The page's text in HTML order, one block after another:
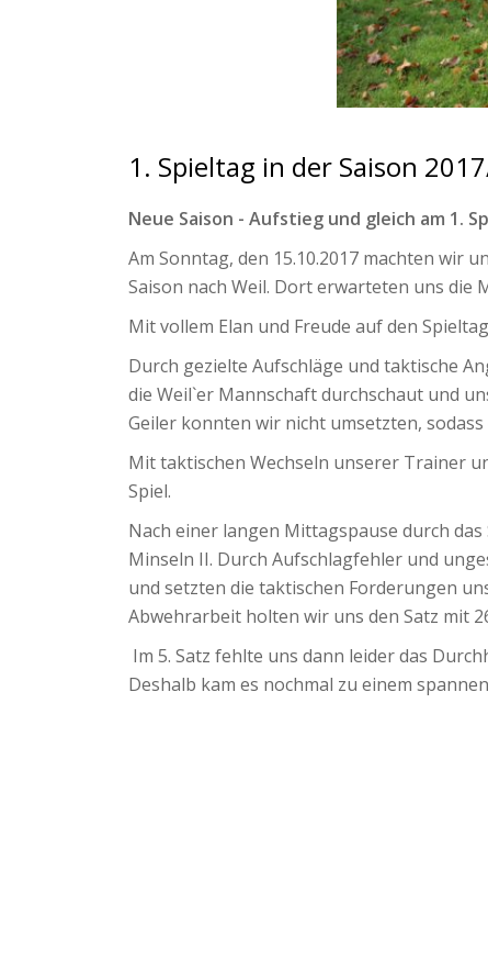
1. Spieltag in der Saison
Neue Saison - Aufstieg und gleich am 1.
Am Sonntag, den 15.10.2017 machten wir
Saison nach Weil. Dort erwarteten uns die
Mit vollem Elan und Freude auf den
Durch gezielte Aufschläge und taktische
die Weil`er Mannschaft durchschaut und
Geiler konnten wir nicht umsetzten, sodass
Mit taktischen Wechseln unserer Trainer
Spiel.
Nach einer langen Mittagspause durch
Minseln II. Durch Aufschlagfehler und
und setzten die taktischen Forderungen
Abwehrarbeit holten wir uns den Satz mit
Im 5. Satz fehlte uns dann leider das
Deshalb kam es nochmal zu einem